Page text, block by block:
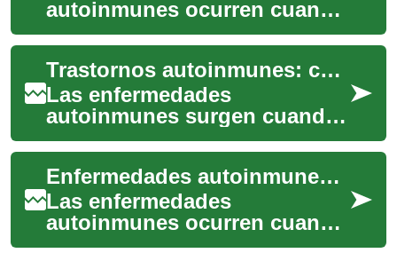
autoinmunes ocurren cuando
el sistema inmunológico
ataca por error tejidos del
propio cuerpo, provoc...
Trastornos autoinmunes: causas, síntomas y tratamiento
Las enfermedades
autoinmunes surgen cuando
el sistema inmunitario ataca
tejidos propios, causando
inflamación y sínto...
Enfermedades autoinmunes: causas, síntomas y manejo práctico
Las enfermedades
autoinmunes ocurren cuando
el sistema inmunitario ataca